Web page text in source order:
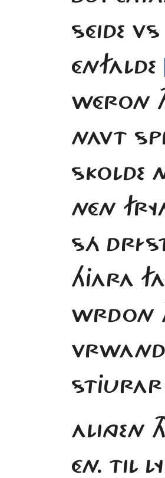
SÉIDE VS
ÉNFALDE
WÉRON
NAVT
SKOLDE
NÉN
SÁ
HJARA
WRDON
ALINGEN
ÉN. TIL